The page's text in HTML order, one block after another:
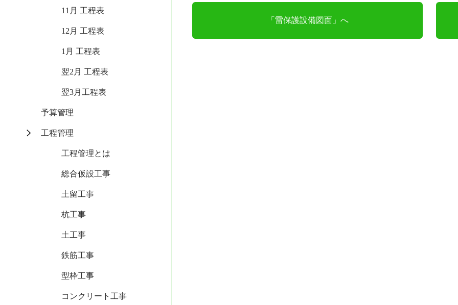
11月 工程表
12月 工程表
1月 工程表
翌2月 工程表
翌3月工程表
予算管理
工程管理
工程管理とは
総合仮設工事
土留工事
杭工事
土工事
鉄筋工事
型枠工事
コンクリート工事
「雷保護設備図面」へ